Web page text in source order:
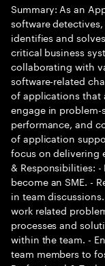
Summary: As an
software
identifies and
critical business
collaborating with
software-related
of applications that
engage in
performance, and
of application
focus on delivering
& Responsibilities:
become an SME. -
in team
work related
processes and
within the team. -
team members to